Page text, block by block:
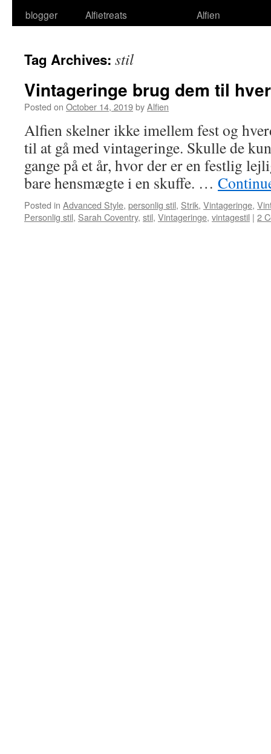
blogger
Alfietreats
Alfien
Tag Archives: stil
Vintageringe brug dem til
Posted on October 14, 2019byAlfien
Alfien skelner ikke imellem fest og
til at gå med vintageringe. Skulle de
gange på et år, hvor der er en festlig
bare hensmægte i en skuffe. …
Posted in Advanced Style, personlig stil, Strik, Vintageringe,
Personlig stil, Sarah Coventry, stil, Vintageringe, vintagestil | 2